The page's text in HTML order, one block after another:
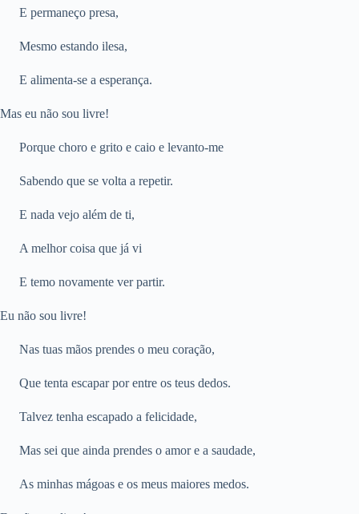
E permaneço presa,
Mesmo estando ilesa,
E alimenta-se a esperança.
Mas eu não sou livre!
Porque choro e grito e caio e levanto-me
Sabendo que se volta a repetir.
E nada vejo além de ti,
A melhor coisa que já vi
E temo novamente ver partir.
Eu não sou livre!
Nas tuas mãos prendes o meu coração,
Que tenta escapar por entre os teus dedos.
Talvez tenha escapado a felicidade,
Mas sei que ainda prendes o amor e a saudade,
As minhas mágoas e os meus maiores medos.